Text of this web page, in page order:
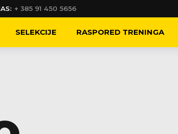
+ 385 91 450 5656
SELEKCIJE RASPORED TRENINGA